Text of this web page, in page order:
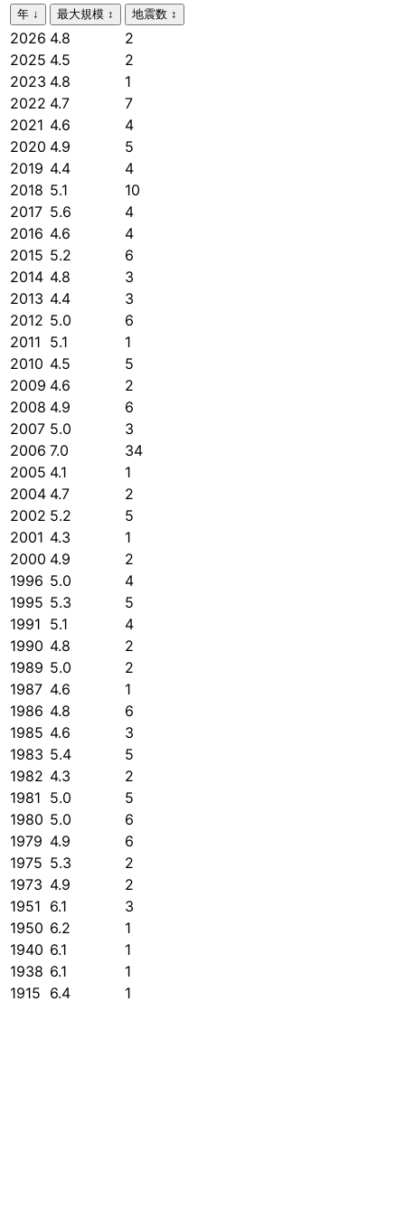
年 ↓ 最大規模 ↕ 地震数 ↕
2026 4.8
2
2025 4.5
2
2023 4.8
1
2022 4.7
7
2021 4.6
4
2020 4.9
5
2019 4.4
4
2018 5.1
10
2017 5.6
4
2016 4.6
4
2015 5.2
6
2014 4.8
3
2013 4.4
3
2012 5.0
6
2011 5.1
1
2010 4.5
5
2009 4.6
2
2008 4.9
6
2007 5.0
3
2006 7.0
34
2005 4.1
1
2004 4.7
2
2002 5.2
5
2001 4.3
1
2000 4.9
2
1996 5.0
4
1995 5.3
5
1991 5.1
4
1990 4.8
2
1989 5.0
2
1987 4.6
1
1986 4.8
6
1985 4.6
3
1983 5.4
5
1982 4.3
2
1981 5.0
5
1980 5.0
6
1979 4.9
6
1975 5.3
2
1973 4.9
2
1951 6.1
3
1950 6.2
1
1940 6.1
1
1938 6.1
1
1915 6.4 1